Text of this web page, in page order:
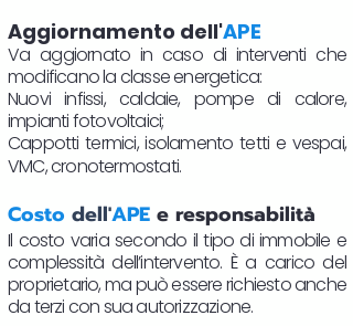
Aggiornamento dell'APE
Va aggiornato in caso di interventi che
modificano la classe energetica:
Nuovi infissi, caldaie, pompe di calore,
impianti fotovoltaici;
Cappotti termici, isolamento tetti e vespai,
VMC, cronotermostati.​
Costo dell'APE e responsabilità
Il costo varia secondo il tipo di immobile e
complessità dell’intervento. È a carico del
proprietario, ma può essere richiesto anche
da terzi con sua autorizzazione.